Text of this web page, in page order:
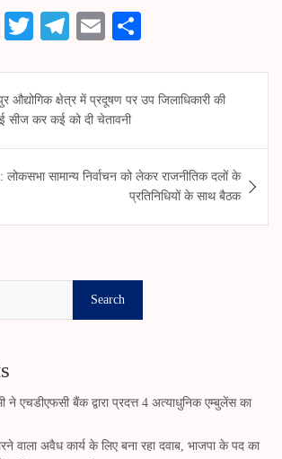
Fa T
tte
r
Te
gr
a
m
E
ail re
औद्योगिक क्षेत्र में प्रदूषण पर उप जिलाधिकारी की
सीज कर कई को दी चेतावनी
लोकसभा सामान्य निर्वाचन को लेकर राजनीतिक दलों के
प्रतिनिधियों के साथ बैठक
Search
ने एचडीएफसी बैंक द्वारा प्रदत्त 4 अत्याधुनिक एम्बुलेंस का
वाला अवैध कार्य के लिए बना रहा दवाब, भाजपा के पद का